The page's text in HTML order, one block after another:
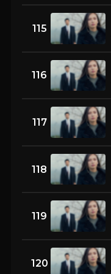
115
116
117
118
119
120